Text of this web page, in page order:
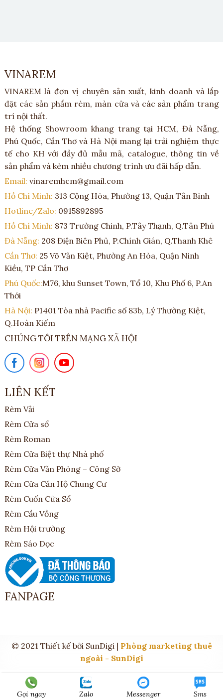
VINAREM
VINAREM là đơn vị chuyên sản xuất, kinh doanh và lắp
đặt các sản phẩm rèm, màn cửa và các sản phẩm trang
trí nội thất.
Hệ thống Showroom khang trang tại HCM, Đà Nẵng,
Phú Quốc, Cần Thơ và Hà Nội mang lại trải nghiệm thực
tế cho KH với đầy đủ mẫu mã, catalogue, thông tin về
sản phẩm và kèm nhiều chương trình ưu đãi hấp dẫn.
Email: vinaremhcm@gmail.com
Hồ Chí Minh: 313 Cộng Hòa, Phường 13, Quận Tân Bình
Hotline/Zalo: 0915892895
Hồ Chí Minh: 873 Trường Chinh, P.Tây Thạnh, Q.Tân Phú
Đà Nẵng: 208 Điện Biên Phủ, P.Chính Gián, Q.Thanh Khê
Cần Thơ: 25 Võ Văn Kiệt, Phường An Hòa, Quận Ninh
Kiều, TP Cần Thơ
Phú Quốc:M76, khu Sunset Town, Tổ 10, Khu Phố 6, P.An
Thới
Hà Nội: P1401 Tòa nhà Pacific số 83b, Lý Thường Kiệt,
Q.Hoàn Kiếm
CHÚNG TÔI TRÊN MẠNG XÃ HỘI
LIÊN KẾT
Rèm Vải
Rèm Cửa sổ
Rèm Roman
Rèm Cửa Biệt thự Nhà phố
Rèm Cửa Văn Phòng – Công Sở
Rèm Cửa Căn Hộ Chung Cư
Rèm Cuốn Cửa Sổ
Rèm Cầu Vồng
Rèm Hội trường
Rèm Sáo Dọc
FANPAGE
© 2021 Thiết kế bởi SunDigi | Phòng marketing thuê
ngoài - SunDigi
Gọi ngay Zalo Messenger Sms